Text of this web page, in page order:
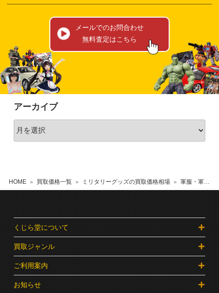
HOME 買取価格一覧 ミリタリーグッズの買取価格相場 軍服・軍帽・軍装品の買取価格相場
メールでのお問合わせ
無料査定はこちら
アーカイブ
くじら堂について
買取ジャンル
ご利用案内
お知らせ